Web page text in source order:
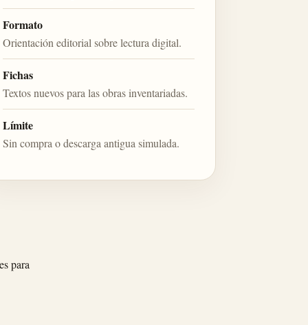
Formato
Orientación editorial sobre lectura digital.
Fichas
Textos nuevos para las obras inventariadas.
Límite
Sin compra o descarga antigua simulada.
para